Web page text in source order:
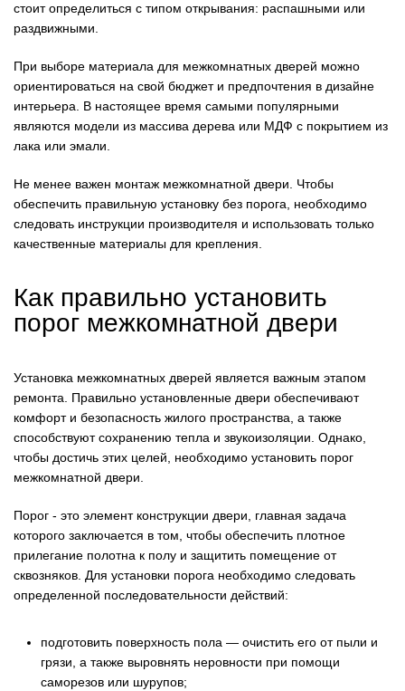
стоит определиться с типом открывания: распашными или
раздвижными.
При выборе материала для межкомнатных дверей можно
ориентироваться на свой бюджет и предпочтения в дизайне
интерьера. В настоящее время самыми популярными
являются модели из массива дерева или МДФ с покрытием из
лака или эмали.
Не менее важен монтаж межкомнатной двери. Чтобы
обеспечить правильную установку без порога, необходимо
следовать инструкции производителя и использовать только
качественные материалы для крепления.
Как правильно установить
порог межкомнатной двери
Установка межкомнатных дверей является важным этапом
ремонта. Правильно установленные двери обеспечивают
комфорт и безопасность жилого пространства, а также
способствуют сохранению тепла и звукоизоляции. Однако,
чтобы достичь этих целей, необходимо установить порог
межкомнатной двери.
Порог - это элемент конструкции двери, главная задача
которого заключается в том, чтобы обеспечить плотное
прилегание полотна к полу и защитить помещение от
сквозняков. Для установки порога необходимо следовать
определенной последовательности действий:
подготовить поверхность пола — очистить его от пыли и
грязи, а также выровнять неровности при помощи
саморезов или шурупов;